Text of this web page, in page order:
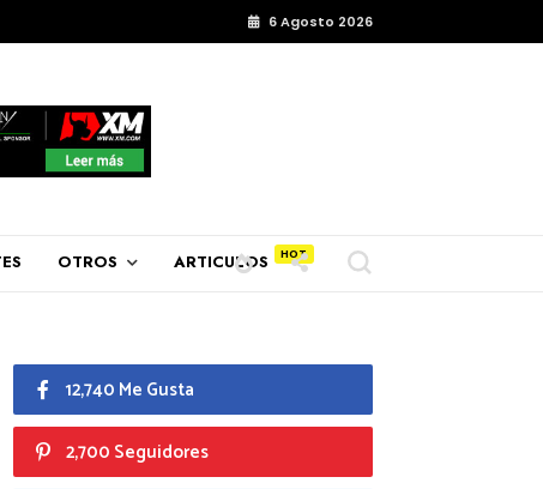
6 Agosto 2026
OTROS ARTICULOS
12,740 Me Gusta
2,700 Seguidores